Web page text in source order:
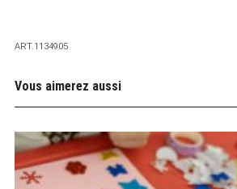
ART.1134905
Vous aimerez aussi